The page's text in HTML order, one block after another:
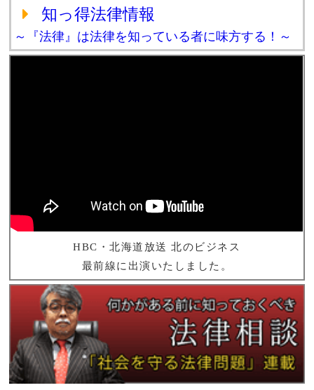
知っ得法律情報
～『法律』は法律を知っている者に味方する！～
HBC・北海道放送 北のビジネス
最前線に出演いたしました。